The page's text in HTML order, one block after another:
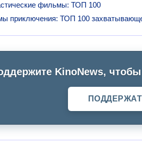
фильмы: ТОП 100
приключения: ТОП 100
KinoNews,